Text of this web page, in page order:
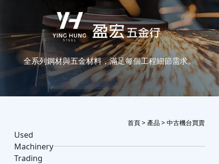
全系列鋼材與五金材料，滿足每個工程細節需求。
首頁> 產品 > 中古機台買賣
Used
Machinery
Trading